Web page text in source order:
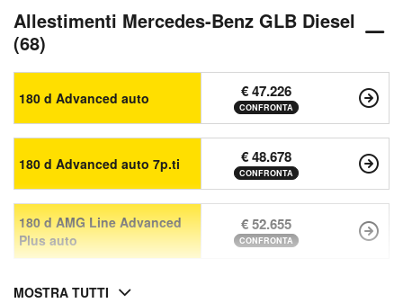
Allestimenti Mercedes-Benz GLB Diesel
(68)
180 d Advanced auto € 47.226
CONFRONTA
180 d Advanced auto 7p.ti € 48.678
CONFRONTA
180 d AMG Line Advanced
Plus auto
€ 52.655
CONFRONTA
MOSTRA TUTTI